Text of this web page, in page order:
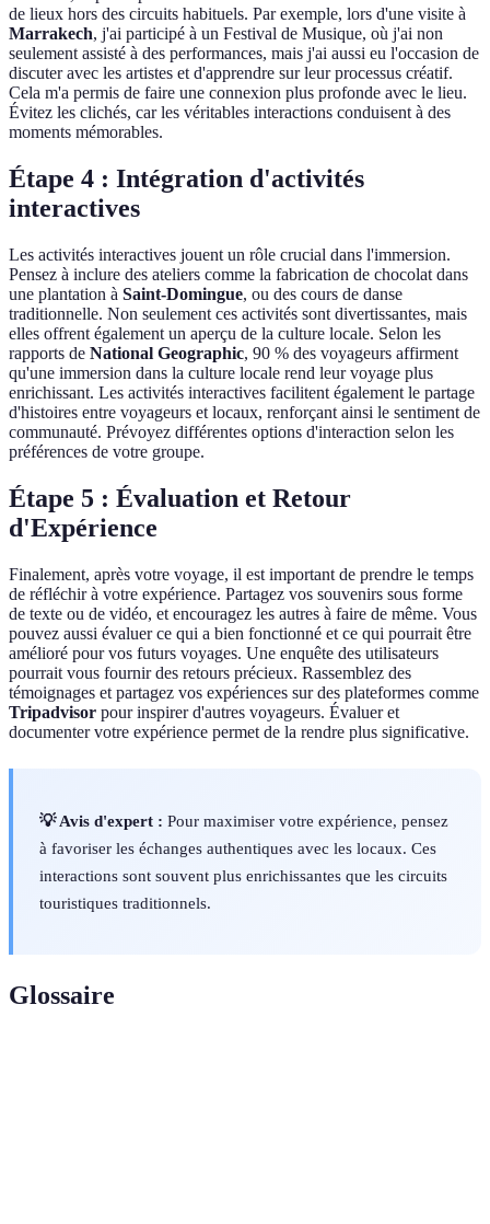
de lieux hors des circuits habituels. Par exemple, lors d'une visite à
Marrakech, j'ai participé à un Festival de Musique, où j'ai non
seulement assisté à des performances, mais j'ai aussi eu l'occasion de
discuter avec les artistes et d'apprendre sur leur processus créatif.
Cela m'a permis de faire une connexion plus profonde avec le lieu.
Évitez les clichés, car les véritables interactions conduisent à des
moments mémorables.
Étape 4 : Intégration d'activités
interactives
Les activités interactives jouent un rôle crucial dans l'immersion.
Pensez à inclure des ateliers comme la fabrication de chocolat dans
une plantation à Saint-Domingue, ou des cours de danse
traditionnelle. Non seulement ces activités sont divertissantes, mais
elles offrent également un aperçu de la culture locale. Selon les
rapports de National Geographic, 90 % des voyageurs affirment
qu'une immersion dans la culture locale rend leur voyage plus
enrichissant. Les activités interactives facilitent également le partage
d'histoires entre voyageurs et locaux, renforçant ainsi le sentiment de
communauté. Prévoyez différentes options d'interaction selon les
préférences de votre groupe.
Étape 5 : Évaluation et Retour
d'Expérience
Finalement, après votre voyage, il est important de prendre le temps
de réfléchir à votre expérience. Partagez vos souvenirs sous forme
de texte ou de vidéo, et encouragez les autres à faire de même. Vous
pouvez aussi évaluer ce qui a bien fonctionné et ce qui pourrait être
amélioré pour vos futurs voyages. Une enquête des utilisateurs
pourrait vous fournir des retours précieux. Rassemblez des
témoignages et partagez vos expériences sur des plateformes comme
Tripadvisor pour inspirer d'autres voyageurs. Évaluer et
documenter votre expérience permet de la rendre plus significative.
💡 Avis d'expert : Pour maximiser votre expérience, pensez
à favoriser les échanges authentiques avec les locaux. Ces
interactions sont souvent plus enrichissantes que les circuits
touristiques traditionnels.
Glossaire